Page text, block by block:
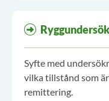
Syfte med
vilka tillstånd som
remittering.